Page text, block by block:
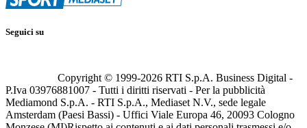
Seguici su
Copyright © 1999-2026 RTI S.p.A. Business Digital -
P.Iva 03976881007 - Tutti i diritti riservati - Per la pubblicità
Mediamond S.p.A. - RTI S.p.A., Mediaset N.V., sede legale
Amsterdam (Paesi Bassi) - Uffici Viale Europa 46, 20093 Cologno